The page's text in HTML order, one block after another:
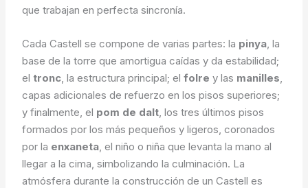
que trabajan en perfecta sincronía.
Cada Castell se compone de varias partes: la pinya, la
base de la torre que amortigua caídas y da estabilidad;
el tronc, la estructura principal; elfolre y las manilles,
capas adicionales de refuerzo en los pisos superiores;
y finalmente, el pom de dalt, los tres últimos pisos
formados por los más pequeños y ligeros, coronados
por la enxaneta, el niño o niña que levanta la mano al
llegar a la cima, simbolizando la culminación. La
atmósfera durante la construcción de un Castell es